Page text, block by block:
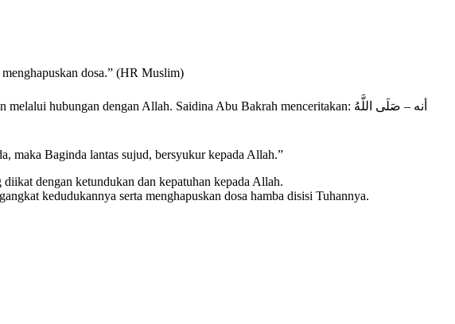
dosa.” (HR Muslim)
maka Baginda lantas sujud, bersyukur kepada Allah.”
dengan ketundukan dan kepatuhan kepada Allah.
kedudukannya serta menghapuskan dosa hamba disisi Tuhannya.